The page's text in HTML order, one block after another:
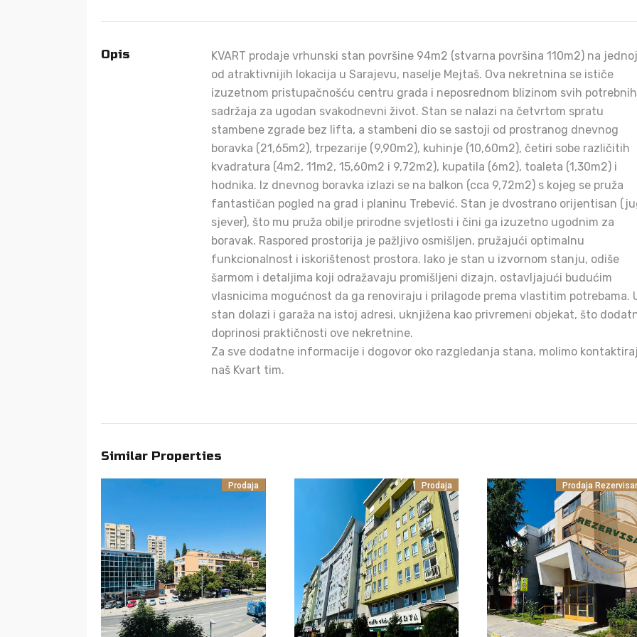
Opis
KVART prodaje vrhunski stan površine 94m2 (stvarna površina 110m2) na jednoj
od atraktivnijih lokacija u Sarajevu, naselje Mejtaš. Ova nekretnina se ističe
izuzetnom pristupačnošću centru grada i neposrednom blizinom svih potrebnih
sadržaja za ugodan svakodnevni život. Stan se nalazi na četvrtom spratu
stambene zgrade bez lifta, a stambeni dio se sastoji od prostranog dnevnog
boravka (21,65m2), trpezarije (9,90m2), kuhinje (10,60m2), četiri sobe različitih
kvadratura (4m2, 11m2, 15,60m2 i 9,72m2), kupatila (6m2), toaleta (1,30m2) i
hodnika. Iz dnevnog boravka izlazi se na balkon (cca 9,72m2) s kojeg se pruža
fantastičan pogled na grad i planinu Trebević. Stan je dvostrano orijentisan
sjever), što mu pruža obilje prirodne svjetlosti i čini ga izuzetno ugodnim za
boravak. Raspored prostorija je pažljivo osmišljen, pružajući optimalnu
funkcionalnost i iskorištenost prostora. Iako je stan u izvornom stanju, odiše
šarmom i detaljima koji odražavaju promišljeni dizajn, ostavljajući budućim
vlasnicima mogućnost da ga renoviraju i prilagode prema vlastitim potrebama.
stan dolazi i garaža na istoj adresi, uknjižena kao privremeni objekat, što
doprinosi praktičnosti ove nekretnine.
Za sve dodatne informacije i dogovor oko razgledanja stana, molimo
naš Kvart tim.
Similar Properties
Prodaja Prodaja Prodaja